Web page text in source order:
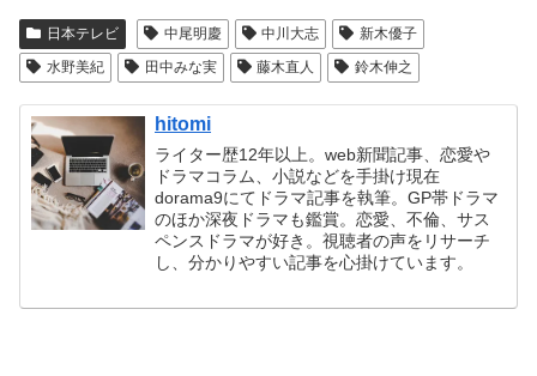
日本テレビ 中尾明慶 中川大志
新木優子
水野美紀
田中みな実 藤木直人 鈴木伸之
hitomi
ライター歴12年以上。web新聞記事、恋愛や
ドラマコラム、小説などを手掛け現在
dorama9にてドラマ記事を執筆。GP帯ドラマ
のほか深夜ドラマも鑑賞。恋愛、不倫、サス
ペンスドラマが好き。視聴者の声をリサーチ
し、分かりやすい記事を心掛けています。